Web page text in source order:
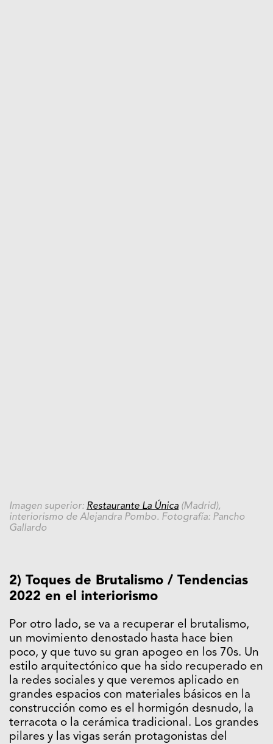
Imagen superior: Restaurante La Única (Madrid),
interiorismo de Alejandra Pombo. Fotografía: Pancho
Gallardo
2) Toques de Brutalismo / Tendencias
2022 en el interiorismo
Por otro lado, se va a recuperar el brutalismo,
un movimiento denostado hasta hace bien
poco, y que tuvo su gran apogeo en los 70s. Un
estilo arquitectónico que ha sido recuperado en
la redes sociales y que veremos aplicado en
grandes espacios con materiales básicos en la
construcción como es el hormigón desnudo, la
terracota o la cerámica tradicional. Los grandes
pilares y las vigas serán protagonistas del